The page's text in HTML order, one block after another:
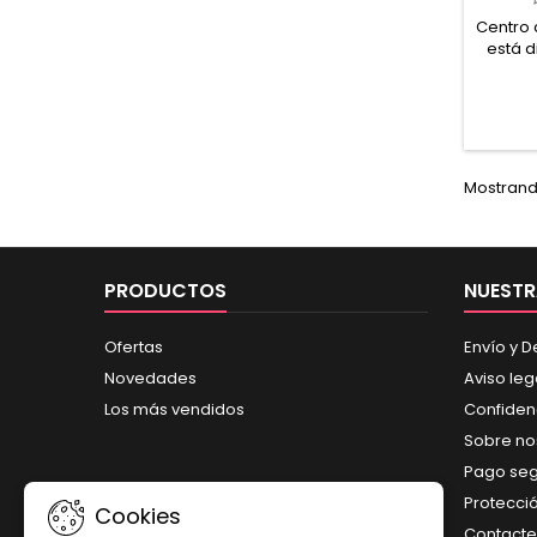
Centro
está
con
su
lo
regalo
PRODUCTOS
Ofertas
Novedades
Los más vendidos
Envío y
Aviso
Sobre
Pago
Cookies